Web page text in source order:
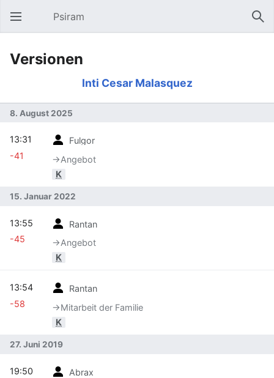
Hauptmenü öffnen Psiram
Versionen
Inti Cesar Malasquez
8. August 2025
Fulgor
→‎Angebot
K
13:31
-41
15. Januar 2022
Rantan
→‎Angebot
K
13:55
-45
Rantan
→‎Mitarbeit der Familie
K
13:54
-58
27. Juni 2019
Abrax
19:50